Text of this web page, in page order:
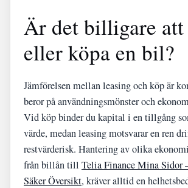
Är det billigare att
eller köpa en bil?
Jämförelsen mellan leasing och köp är
beror på användningsmönster och
Vid köp binder du kapital i en tillgång
värde, medan leasing motsvarar en ren
restvärderisk. Hantering av olika
från billån till Telia Finance Mina Sidor
Säker Översikt, kräver alltid en